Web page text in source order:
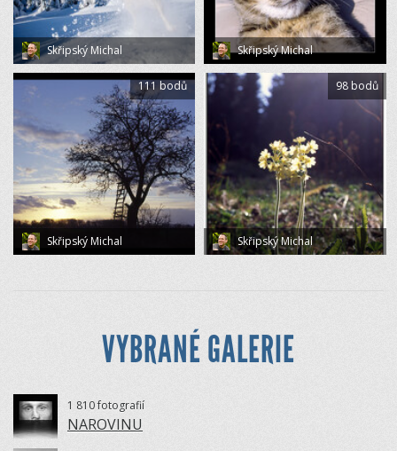
Skřipský Michal Skřipský Michal
Skřipský Michal
111 bodů
Skřipský Michal
98 bodů
VYBRANÉ GALERIE
1 810 fotografií
NAROVINU